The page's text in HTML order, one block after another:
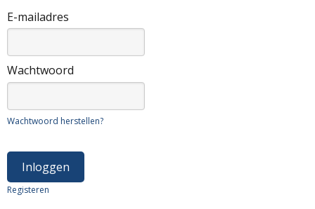
E-mailadres
Wachtwoord
Wachtwoord herstellen?
Registeren